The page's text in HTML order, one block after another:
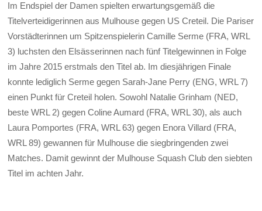
Im Endspiel der Damen spielten erwartungsgemäß die
Titelverteidigerinnen aus Mulhouse gegen US Creteil. Die Pariser
Vorstädterinnen um Spitzenspielerin Camille Serme (FRA, WRL
3) luchsten den Elsässerinnen nach fünf Titelgewinnen in Folge
im Jahre 2015 erstmals den Titel ab. Im diesjährigen Finale
konnte lediglich Serme gegen Sarah-Jane Perry (ENG, WRL 7)
einen Punkt für Creteil holen. Sowohl Natalie Grinham (NED,
beste WRL 2) gegen Coline Aumard (FRA, WRL 30), als auch
Laura Pomportes (FRA, WRL 63) gegen Enora Villard (FRA,
WRL 89) gewannen für Mulhouse die siegbringenden zwei
Matches. Damit gewinnt der Mulhouse Squash Club den siebten
Titel im achten Jahr.